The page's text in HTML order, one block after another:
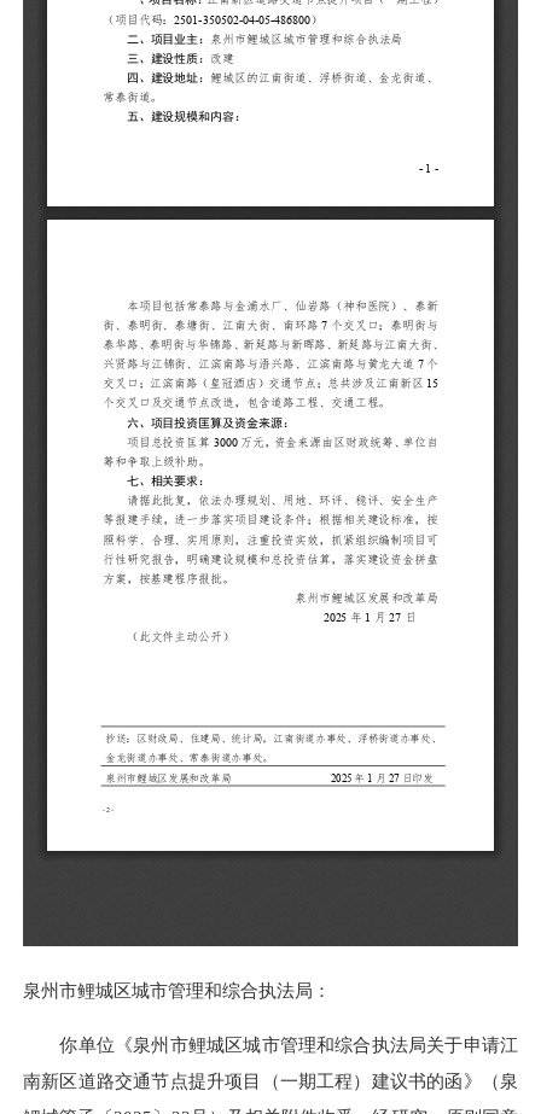
泉州市鲤城区城市管理和综合执法局：
你单位《泉州市鲤城区城市管理和综合执法局关于申请江
南新区道路交通节点提升项目（一期工程）建议书的函》（泉